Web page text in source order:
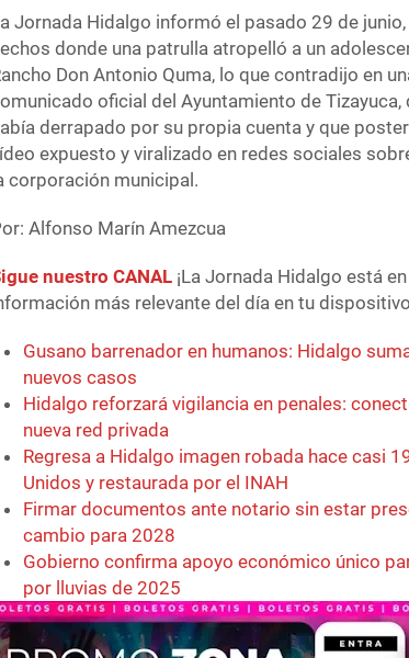
Jornada Hidalgo informó el pasado 29 de
donde una patrulla atropelló a un
Don Antonio Quma, lo que contradijo en
oficial del Ayuntamiento de
derrapado por su propia cuenta y que
expuesto y viralizado en redes sociales
corporación municipal.
Alfonso Marín Amezcua
nuestro CANAL ¡La Jornada Hidalgo está
más relevante del día en tu
Gusano barrenador en humanos: Hidalgo
nuevos casos
Hidalgo reforzará vigilancia en penales:
nueva red privada
Regresa a Hidalgo imagen robada hace casi
Unidos y restaurada por el INAH
Firmar documentos ante notario sin estar
cambio para 2028
Gobierno confirma apoyo económico único
por lluvias de 2025